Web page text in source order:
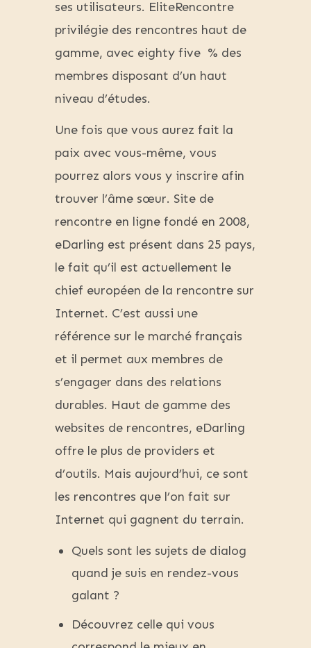
ses utilisateurs. EliteRencontre
privilégie des rencontres haut de
gamme, avec eighty five % des
membres disposant d’un haut
niveau d’études.
Une fois que vous aurez fait la
paix avec vous-même, vous
pourrez alors vous y inscrire afin
trouver l’âme sœur. Site de
rencontre en ligne fondé en 2008,
eDarling est présent dans 25 pays,
le fait qu’il est actuellement le
chief européen de la rencontre sur
Internet. C’est aussi une
référence sur le marché français
et il permet aux membres de
s’engager dans des relations
durables. Haut de gamme des
websites de rencontres, eDarling
offre le plus de providers et
d’outils. Mais aujourd’hui, ce sont
les rencontres que l’on fait sur
Internet qui gagnent du terrain.
Quels sont les sujets de dialog
quand je suis en rendez-vous
galant ?
Découvrez celle qui vous